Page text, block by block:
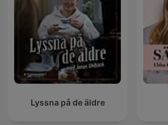
Lyssna på de äldre